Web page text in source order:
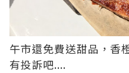
午市還免費送甜品，香
有投訴吧....